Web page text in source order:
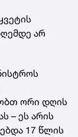
არ
ორი დღის
– ეს არის
17 წლის